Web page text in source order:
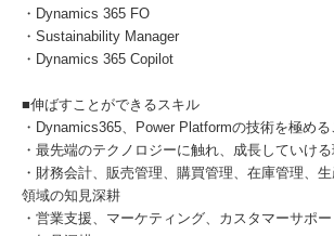
・Dynamics 365 FO
・Sustainability Manager
・Dynamics 365 Copilot
■伸ばすことができるスキル
・Dynamics365、Power Platformの技術を極め
・最先端のテクノロジーに触れ、成長していけ
・財務会計、販売管理、購買管理、在庫管理、
領域の知見深耕
・営業支援、マーケティング、カスタマーサポ